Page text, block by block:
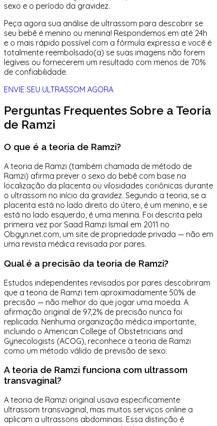
sexo e o período da gravidez.
Peça agora sua análise de ultrassom para descobrir se
seu bebê é menino ou menina! Respondemos em até 24h
e o mais rápido possível com a fórmula expressa e você é
totalmente reembolsado(a) se suas imagens não forem
legíveis ou fornecerem um resultado com menos de 70%
de confiabilidade.
ENVIE SEU ULTRASSOM AGORA
Perguntas Frequentes Sobre a Teoria
de Ramzi
O que é a teoria de Ramzi?
A teoria de Ramzi (também chamada de método de
Ramzi) afirma prever o sexo do bebê com base na
localização da placenta ou vilosidades coriônicas durante
o ultrassom no início da gravidez. Segundo a teoria, se a
placenta está no lado direito do útero, é um menino, e se
está no lado esquerdo, é uma menina. Foi descrita pela
primeira vez por Saad Ramzi Ismail em 2011 no
Obgyn.net.com, um site de propriedade privada — não em
uma revista médica revisada por pares.
Qual é a precisão da teoria de Ramzi?
Estudos independentes revisados por pares descobriram
que a teoria de Ramzi tem aproximadamente 50% de
precisão — não melhor do que jogar uma moeda. A
afirmação original de 97,2% de precisão nunca foi
replicada. Nenhuma organização médica importante,
incluindo o American College of Obstetricians and
Gynecologists (ACOG), reconhece a teoria de Ramzi
como um método válido de previsão de sexo.
A teoria de Ramzi funciona com ultrassom
transvaginal?
A teoria de Ramzi original usava especificamente
ultrassom transvaginal, mas muitos serviços online a
aplicam a ultrassons abdominais. Essa distinção é